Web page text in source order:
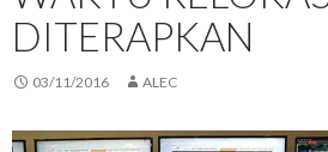
DITERAPKAN
03/11/2016 ALEC